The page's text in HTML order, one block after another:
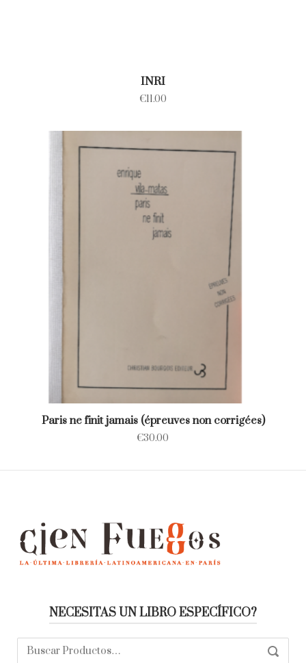
INRI
€11.00
Paris ne finit jamais (épreuves non corrigées)
€30.00
NECESITAS UN LIBRO ESPECÍFICO?
Buscar: